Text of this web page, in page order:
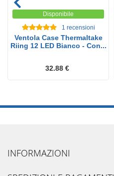
Disponibile
1 recensioni
Ventola Case Thermaltake
Riing 12 LED Bianco - Con...
32.88 €
INFORMAZIONI